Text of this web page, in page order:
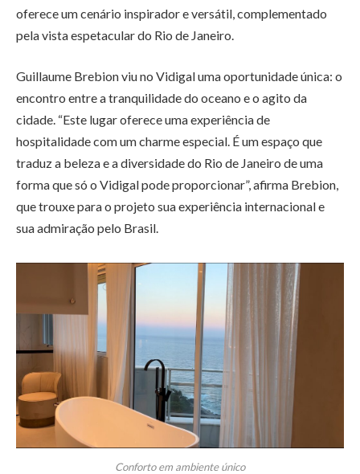
oferece um cenário inspirador e versátil, complementado
pela vista espetacular do Rio de Janeiro.
Guillaume Brebion viu no Vidigal uma oportunidade única: o
encontro entre a tranquilidade do oceano e o agito da
cidade. “Este lugar oferece uma experiência de
hospitalidade com um charme especial. É um espaço que
traduz a beleza e a diversidade do Rio de Janeiro de uma
forma que só o Vidigal pode proporcionar”, afirma Brebion,
que trouxe para o projeto sua experiência internacional e
sua admiração pelo Brasil.
Conforto em ambiente único